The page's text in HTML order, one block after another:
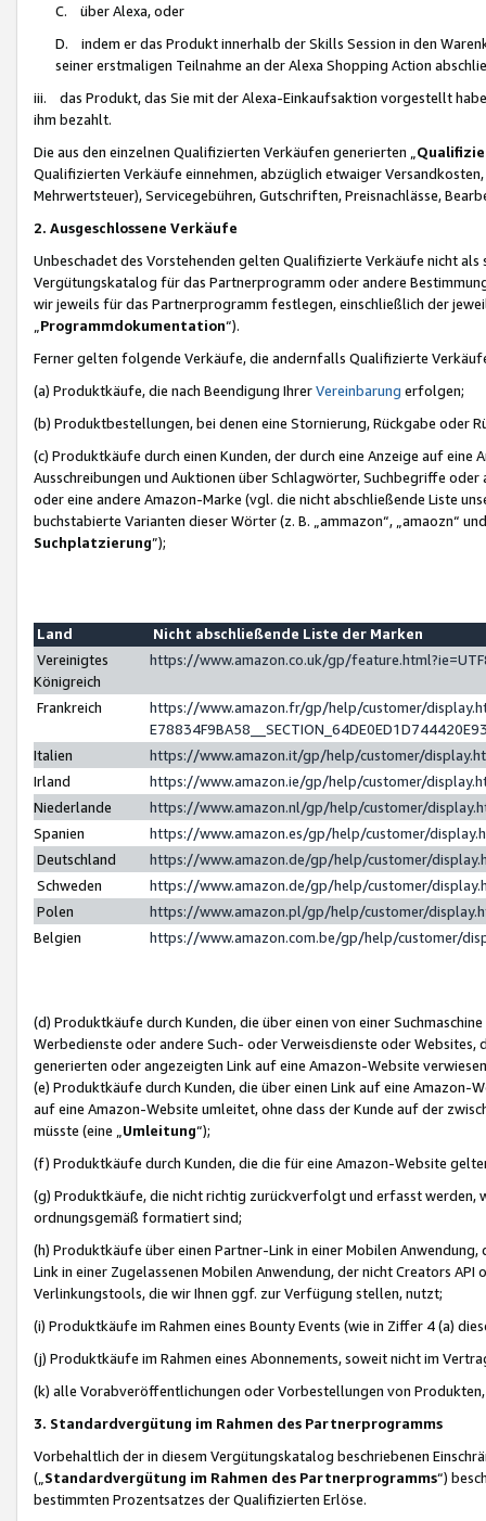
C. über Alexa, oder
D. indem er das Produkt innerhalb der Skills Session in den
seiner erstmaligen Teilnahme an der Alexa Shopping Action
iii. das Produkt, das Sie mit der Alexa-Einkaufsaktion vorgestellt
ihm bezahlt.
Die aus den einzelnen Qualifizierten Verkäufen generierten „
Qualifizierten Verkäufe einnehmen, abzüglich etwaiger
Mehrwertsteuer), Servicegebühren, Gutschriften, Preisnachlässe,
2. Ausgeschlossene Verkäufe
Unbeschadet des Vorstehenden gelten Qualifizierte Verkäufe nicht
Vergütungskatalog für das Partnerprogramm oder andere
wir jeweils für das Partnerprogramm festlegen, einschließlich der
Programmdokumentation“).
Ferner gelten folgende Verkäufe, die andernfalls Qualifizierte
(a) Produktkäufe, die nach Beendigung IhrerVereinbarung erfolgen;
(b) Produktbestellungen, bei denen eine Stornierung, Rückgabe oder
(c) Produktkäufe durch einen Kunden, der durch eine Anzeige auf
Ausschreibungen und Auktionen über Schlagwörter, Suchbegriffe
oder eine andere Amazon-Marke (vgl. die nicht abschließende Liste
buchstabierte Varianten dieser Wörter (z. B. „ammazon“, „amaozn“
Suchplatzierung”);
Land
Nicht abschließende Liste der Marken
Vereinigtes
Königreich
https://www.amazon.co.uk/gp/
Frankreich
https://www.amazon.fr/gp/help/customer/
Italien
https://www.amazon.it/gp/help/customer/
Irland
https://www.amazon.ie/gp/help/customer/
Niederlande
https://www.amazon.nl/gp/help/customer/
Spanien
https://www.amazon.es/gp/help/customer/
Deutschland
https://www.amazon.de/gp/help/customer/
Schweden
https://www.amazon.de/gp/help/customer/
Polen
https://www.amazon.pl/gp/help/customer/
Belgien
https://www.amazon.com.be/gp/help/customer/
(d) Produktkäufe durch Kunden, die über einen von einer
Werbedienste oder andere Such- oder Verweisdienste oder Websites,
generierten oder angezeigten Link auf eine Amazon-Website
(e) Produktkäufe durch Kunden, die über einen Link auf eine
auf eine Amazon-Website umleitet, ohne dass der Kunde auf der
müsste (eine „ Umleitung“);
(f) Produktkäufe durch Kunden, die die für eine Amazon-Website
(g) Produktkäufe, die nicht richtig zurückverfolgt und erfasst werden,
ordnungsgemäß formatiert sind;
(h) Produktkäufe über einen Partner-Link in einer Mobilen
Link in einer Zugelassenen Mobilen Anwendung, der nicht Creators
Verlinkungstools, die wir Ihnen ggf. zur Verfügung stellen, nutzt;
(i) Produktkäufe im Rahmen eines Bounty Events (wie in Ziffer 4 (a)
(j) Produktkäufe im Rahmen eines Abonnements, soweit nicht im
(k) alle Vorabveröffentlichungen oder Vorbestellungen von
3. Standardvergütung im Rahmen des Partnerprogramms
Vorbehaltlich der in diesem Vergütungskatalog beschriebenen
(„ Standardvergütung im Rahmen des Partnerprogramms“)
bestimmten Prozentsatzes der Qualifizierten Erlöse.